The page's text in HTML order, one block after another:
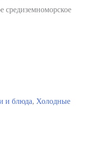
средиземноморское
и блюда, Холодные